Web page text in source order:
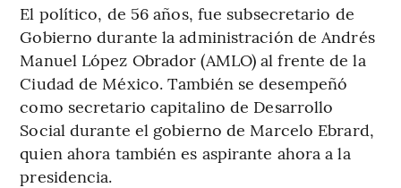
El político, de 56 años, fue subsecretario de
Gobierno durante la administración de Andrés
Manuel López Obrador (AMLO) al frente de la
Ciudad de México. También se desempeñó
como secretario capitalino de Desarrollo
Social durante el gobierno de Marcelo Ebrard,
quien ahora también es aspirante ahora a la
presidencia.